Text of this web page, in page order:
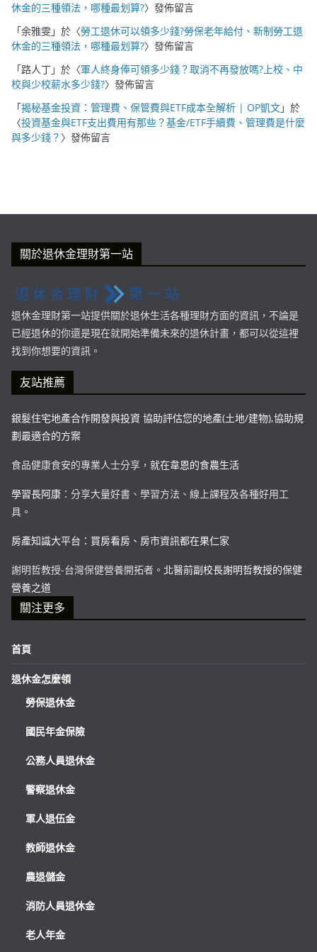
休金的三種領法，哪種最划算?〉發佈留言
「余雅雯」於〈勞工退休可以領多少錢?勞保老年給付、新制勞工退
休金的三種領法，哪種最划算?〉發佈留言
「路人丁」於〈軍人終身俸可領多少錢？取消不再發放嗎?上校、中
校與少校薪水多少錢?〉發佈留言
「揭秘基金投資：管理費、保管費與ETF成本全解析 | OP凱文」於
〈投資基金與ETF支出費用有那些？基金/ETF手續費、管理費是什麼
與多少錢？ 〉發佈留言
關於退休金理財第一站
退休金理財第一站提供關於退休生活各種理財方面的資訊，不論是
已經退休的你還是現在就開始準備未來的退休計畫，都可以從這裡
找到你想要的資訊。
友站推薦
銀髮住宅地產合作開發與投資 協助評估您的地產(土地/建物),協助規
劃最適合的方案
食品健康食安的專業人士分享， 就在韋恩的食農生活
學習長阿康 ：分享大量好書、學習方法、線上課程及各種好用工
具。
房產知識大平台：買房看房、房市資訊都在果仁家
謝明哲教授-台灣保健營養開拓者。 北醫前副校長謝明哲教授的保健
營養之道
關注更多
首頁
退休金怎麼領
勞保退休金
國民年金保險
公務人員退休金
警察退休金
軍人退伍金
教師退休金
農退儲金
消防人員退休金
老人年金